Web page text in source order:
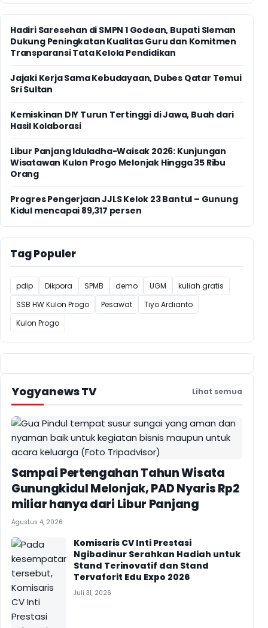
Hadiri Saresehan di SMPN 1 Godean, Bupati Sleman
Dukung Peningkatan Kualitas Guru dan Komitmen
Transparansi Tata Kelola Pendidikan
Jajaki Kerja Sama Kebudayaan, Dubes Qatar Temui
Sri Sultan
Kemiskinan DIY Turun Tertinggi di Jawa, Buah dari
Hasil Kolaborasi
Libur Panjang Iduladha-Waisak 2026: Kunjungan
Wisatawan Kulon Progo Melonjak Hingga 35 Ribu
Orang
Progres Pengerjaan JJLS Kelok 23 Bantul – Gunung
Kidul mencapai 89,317 persen
Tag Populer
pdip Dikpora SPMB demo UGM
kuliah gratis
SSB HW Kulon Progo
Pesawat
Tiyo Ardianto
Kulon Progo
Yogyanews TV Lihat semua
Sampai Pertengahan Tahun Wisata
Gunungkidul Melonjak, PAD Nyaris Rp2
miliar hanya dari Libur Panjang
Agustus 4, 2026
Komisaris CV Inti Prestasi
Ngibadinur Serahkan Hadiah untuk
Stand Terinovatif dan Stand
Tervaforit Edu Expo 2026
Juli 31, 2026